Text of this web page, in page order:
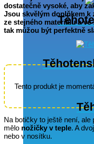
dostatečně vysoké, aby
Jsou skvělým doplňkem k
ze stejného materiálu a
tak můžou být perfektně
Tento produkt je
Na botičky to ještě není,
mělo nožičky v teple. A
nebo v nosítku.